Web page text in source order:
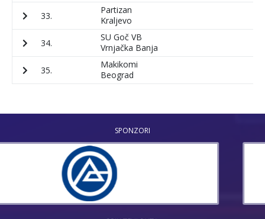
33.
Partizan
Kraljevo
34.
SU Goč VB
Vrnjačka Banja
35.
Makikomi
Beograd
SPONZORI